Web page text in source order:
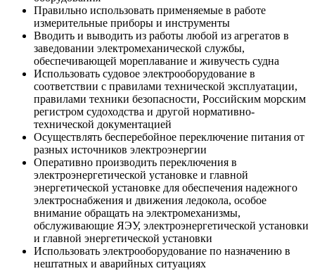
Правильно использовать применяемые в работе
измерительные приборы и инструменты
Вводить и выводить из работы любой из агрегатов в
заведовании электромеханической службы,
обеспечивающей мореплавание и живучесть судна
Использовать судовое электрооборудование в
соответствии с правилами технической эксплуатации,
правилами техники безопасности, Российским морским
регистром судоходства и другой нормативно-
технической документацией
Осуществлять бесперебойное переключение питания от
разных источников электроэнергии
Оперативно производить переключения в
электроэнергетической установке и главной
энергетической установке для обеспечения надежного
электроснабжения и движения ледокола, особое
внимание обращать на электромеханизмы,
обслуживающие ЯЭУ, электроэнергетической установки
и главной энергетической установки
Использовать электрооборудование по назначению в
нештатных и аварийных ситуациях